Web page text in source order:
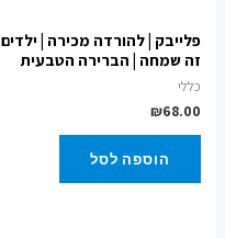
פלייבק | להורדה מכירה | ילדים
זה שמחה | הברירה הטבעית
כללי
₪68.00
הוספה לסל